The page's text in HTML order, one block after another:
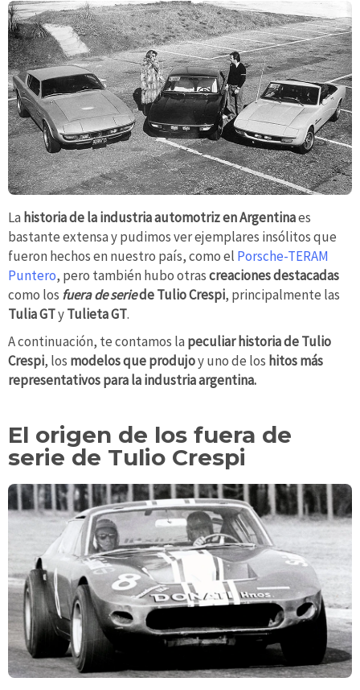
La historia de la industria automotriz en Argentinaes
bastante extensa y pudimos ver ejemplares insólitos que
fueron hechos en nuestro país, como el Porsche-TERAM
Puntero, pero también hubo otrascreaciones destacadas
como los fuera de seriede Tulio Crespi, principalmente las
Tulia GTyTulieta GT.
A continuación, te contamos la peculiar historia de Tulio
Crespi, los modelos que produjoy uno de los hitos más
representativos para la industria argentina.
El origen de los fuera de
serie de Tulio Crespi